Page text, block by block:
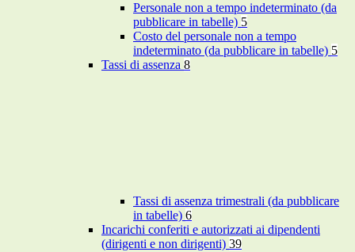
Personale non a tempo indeterminato (da
pubblicare in tabelle) 5
Costo del personale non a tempo
indeterminato (da pubblicare in tabelle) 5
Tassi di assenza 8
Tassi di assenza trimestrali (da pubblicare
in tabelle) 6
Incarichi conferiti e autorizzati ai dipendenti
(dirigenti e non dirigenti) 39